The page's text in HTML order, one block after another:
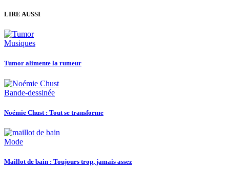
LIRE AUSSI
Musiques
Tumor alimente la rumeur
Bande-dessinée
Noémie Chust : Tout se transforme
Mode
Maillot de bain : Toujours trop, jamais assez